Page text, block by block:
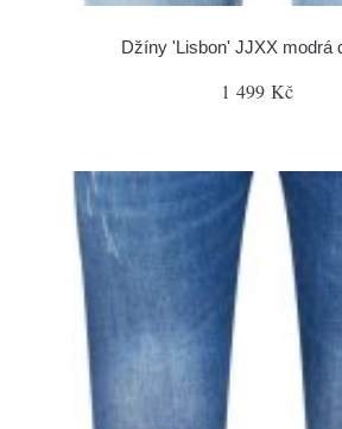
Džíny 'Lisbon' JJXX modrá
1 499 Kč